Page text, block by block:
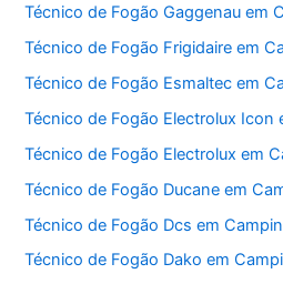
Técnico de Fogão Gaggenau em
Técnico de Fogão Frigidaire em
Técnico de Fogão Esmaltec em
Técnico de Fogão Electrolux Icon
Técnico de Fogão Electrolux em
Técnico de Fogão Ducane em
Técnico de Fogão Dcs em
Técnico de Fogão Dako em